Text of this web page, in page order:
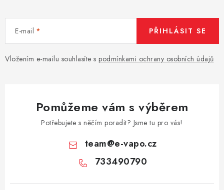
E-mail
Vložením e-mailu souhlasíte s podmínkami ochrany osobních údajů
PŘIHLÁSIT SE
Pomůžeme vám s výběrem
Potřebujete s něčím poradit? Jsme tu pro vás!
team@e-vapo.cz
733490790